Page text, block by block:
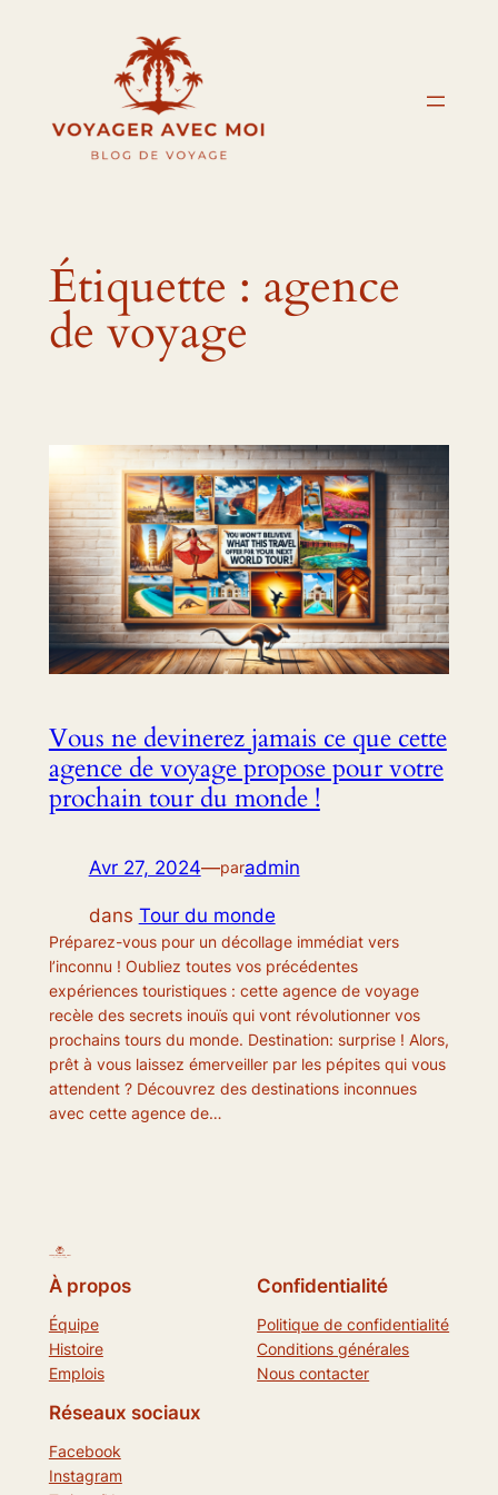
Étiquette : agence
de voyage
Vous ne devinerez jamais ce que cette
agence de voyage propose pour votre
prochain tour du monde !
Avr 27, 2024—paradmin
dans Tour du monde
Préparez-vous pour un décollage immédiat vers
l’inconnu ! Oubliez toutes vos précédentes
expériences touristiques : cette agence de voyage
recèle des secrets inouïs qui vont révolutionner vos
prochains tours du monde. Destination: surprise ! Alors,
prêt à vous laissez émerveiller par les pépites qui vous
attendent ? Découvrez des destinations inconnues
avec cette agence de…
À propos
Équipe
Histoire
Emplois
Confidentialité
Politique de confidentialité
Conditions générales
Nous contacter
Réseaux sociaux
Facebook
Instagram